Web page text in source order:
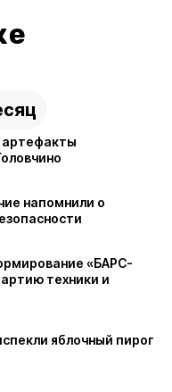
артефакты
напомнили о
«БАРС-
техники и
яблочный пирог